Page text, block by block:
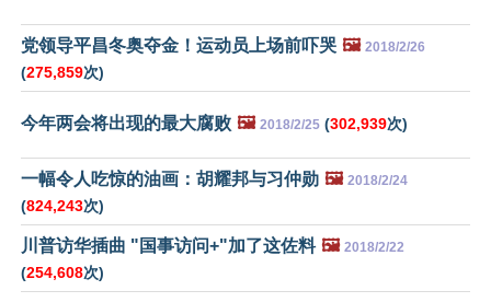
党领导平昌冬奥夺金！运动员上场前吓哭 🖼️ 2018/2/26
(275,859次)
今年两会将出现的最大腐败 🖼️ 2018/2/25 (302,939次)
一幅令人吃惊的油画：胡耀邦与习仲勋 🖼️ 2018/2/24
(824,243次)
川普访华插曲 "国事访问+"加了这佐料 🖼️ 2018/2/22
(254,608次)